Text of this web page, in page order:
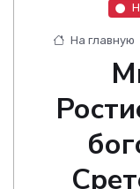
На главную